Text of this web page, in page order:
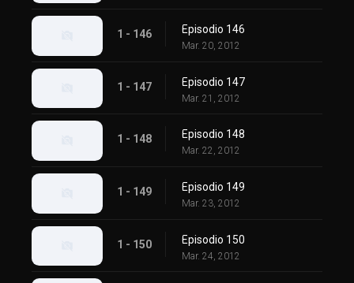
1 - 146 Episodio 146
Mar. 20, 2012
1 - 147 Episodio 147
Mar. 21, 2012
1 - 148 Episodio 148
Mar. 22, 2012
1 - 149 Episodio 149
Mar. 23, 2012
1 - 150 Episodio 150
Mar. 24, 2012